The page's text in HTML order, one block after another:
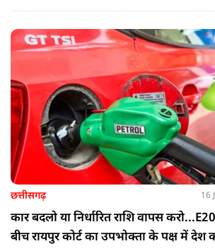
छत्तीसगढ़ 16
कार बदलो या निर्धारित राशि वापस
बीच रायपुर कोर्ट का उपभोक्ता के पक्ष में